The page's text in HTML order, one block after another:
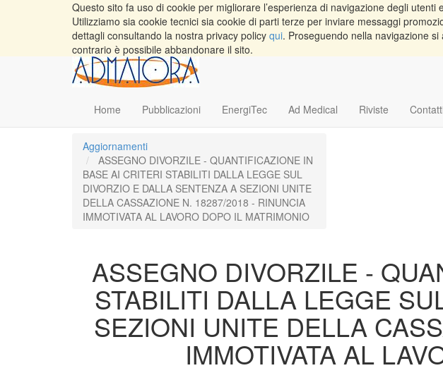
Questo sito fa uso di cookie per migliorare l’esperienza di navigazione degli
Utilizziamo sia cookie tecnici sia cookie di parti terze per inviare messaggi
dettagli consultando la nostra privacy policy qui. Proseguendo nella navigazione
contrario è possibile abbandonare il sito.
Home Pubblicazioni EnergiTec Ad Medical Riviste
Aggiornamenti
ASSEGNO DIVORZILE - QUANTIFICAZIONE IN
BASE AI CRITERI STABILITI DALLA LEGGE SUL
DIVORZIO E DALLA SENTENZA A SEZIONI UNITE
DELLA CASSAZIONE N. 18287/2018 - RINUNCIA
IMMOTIVATA AL LAVORO DOPO IL MATRIMONIO
ASSEGNO DIVORZILE -
STABILITI DALLA LEGGE
SEZIONI UNITE DELLA
IMMOTIVATA AL